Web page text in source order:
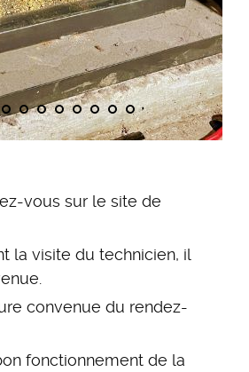
vous sur le site de
la visite du technicien, il
convenue du rendez-
fonctionnement de la